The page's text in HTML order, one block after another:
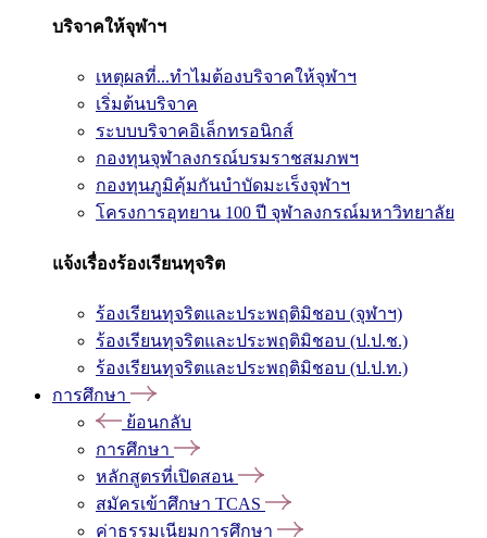
บริจาคให้จุฬาฯ
เหตุผลที่...ทำไมต้องบริจาคให้จุฬาฯ
เริ่มต้นบริจาค
ระบบบริจาคอิเล็กทรอนิกส์
กองทุนจุฬาลงกรณ์บรมราชสมภพฯ
กองทุนภูมิคุ้มกันบำบัดมะเร็งจุฬาฯ
โครงการอุทยาน 100 ปี จุฬาลงกรณ์มหาวิทยาลัย
แจ้งเรื่องร้องเรียนทุจริต
ร้องเรียนทุจริตและประพฤติมิชอบ (จุฬาฯ)
ร้องเรียนทุจริตและประพฤติมิชอบ (ป.ป.ช.)
ร้องเรียนทุจริตและประพฤติมิชอบ (ป.ป.ท.)
การศึกษา
ย้อนกลับ
การศึกษา
หลักสูตรที่เปิดสอน
สมัครเข้าศึกษา TCAS
ค่าธรรมเนียมการศึกษา